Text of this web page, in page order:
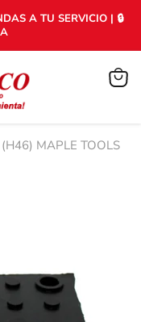
A TU SERVICIO | 🔒
Ver
MAPLE TOOLS